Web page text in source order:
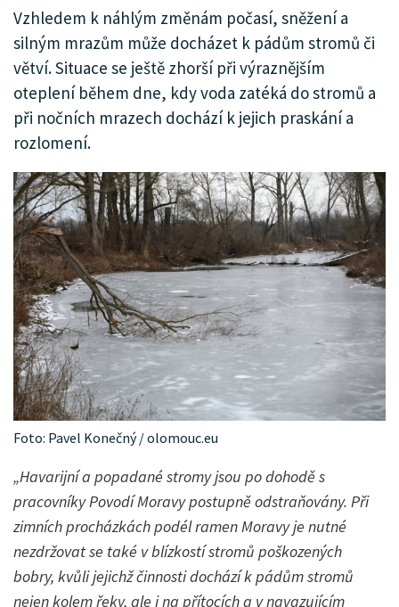
HISTORIE
MHD
INZERCE
ARCHIV
Vzhledem k náhlým změnám počasí, sněžení a
silným mrazům může docházet k pádům stromů či
větví. Situace se ještě zhorší při výraznějším
oteplení během dne, kdy voda zatéká do stromů a
při nočních mrazech dochází k jejich praskání a
rozlomení.
Foto: Pavel Konečný / olomouc.eu
„Havarijní a popadané stromy jsou po dohodě s
pracovníky Povodí Moravy postupně odstraňovány. Při
zimních procházkách podél ramen Moravy je nutné
nezdržovat se také v blízkostí stromů poškozených
bobry, kvůli jejichž činnosti dochází k pádům stromů
nejen kolem řeky, ale i na přítocích a v navazujícím